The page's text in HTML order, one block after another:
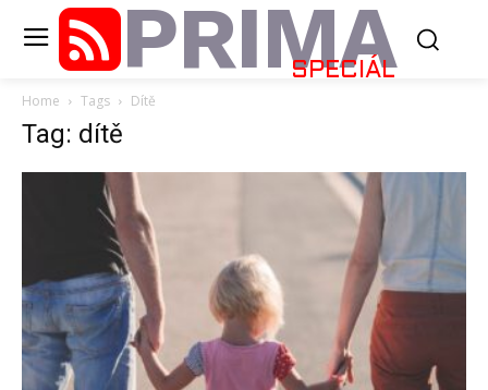
PRIMA
SPECIÁL
Home Tags Dítě
Tag: dítě